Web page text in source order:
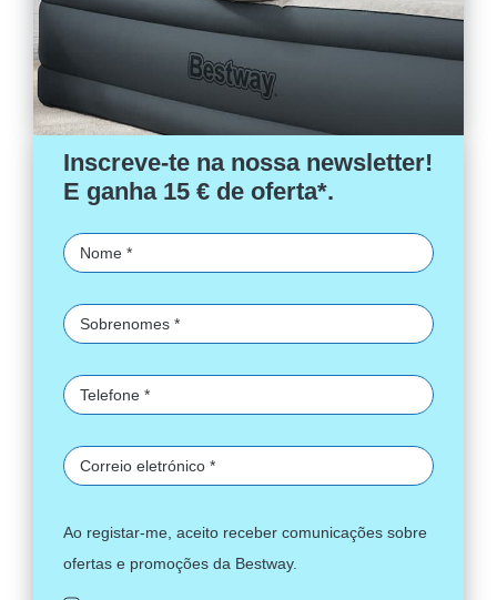
Inscreve-te na nossa newsletter!
E ganha 15 € de oferta*.
Ao registar-me, aceito receber comunicações sobre
ofertas e promoções da Bestway.